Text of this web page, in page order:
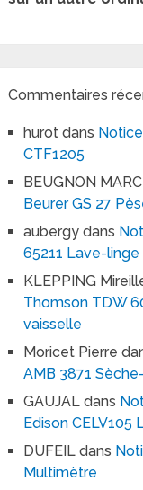
Commentaires
hurot dans
CTF1205
BEUGNON
Beurer GS 27
aubergy dans
65211 Lave-linge
KLEPPING
Thomson TDW
vaisselle
Moricet Pierre
AMB 3871
GAUJAL dans
Edison CELV105
DUFEIL dans
Multimètre